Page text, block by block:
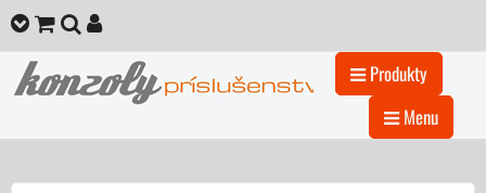
Produkty
Menu